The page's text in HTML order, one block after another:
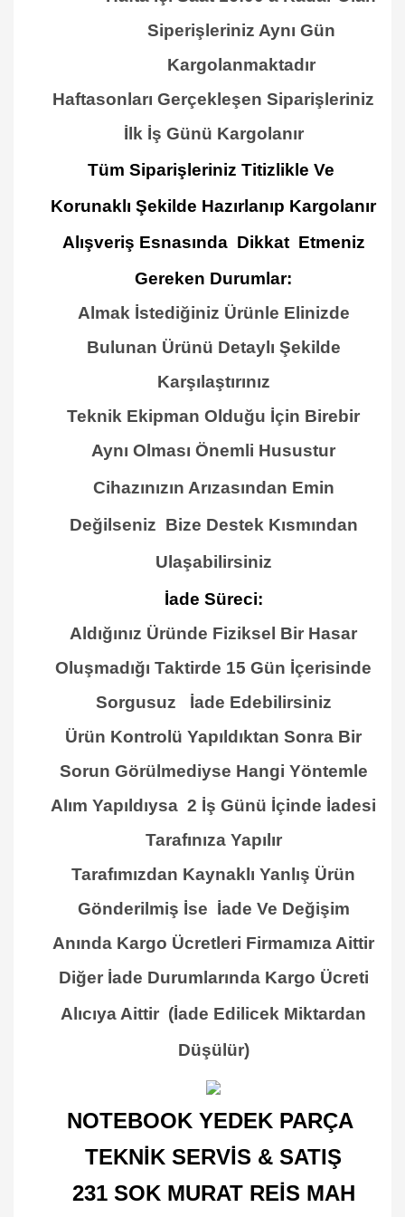
Siperişleriniz Aynı Gün
Kargolanmaktadır
Haftasonları Gerçekleşen Siparişleriniz
İlk İş Günü Kargolanır
Tüm Siparişleriniz Titizlikle Ve
Korunaklı Şekilde Hazırlanıp Kargolanır
Alışveriş Esnasında Dikkat Etmeniz
Gereken Durumlar:
Almak İstediğiniz Ürünle Elinizde
Bulunan Ürünü Detaylı Şekilde
Karşılaştırınız
Teknik Ekipman Olduğu İçin Birebir
Aynı Olması Önemli Husustur
Cihazınızın Arızasından Emin
Değilseniz Bize Destek Kısmından
Ulaşabilirsiniz
İade Süreci:
Aldığınız Üründe Fiziksel Bir Hasar
Oluşmadığı Taktirde 15 Gün İçerisinde
Sorgusuz İade Edebilirsiniz
Ürün Kontrolü Yapıldıktan Sonra Bir
Sorun Görülmediyse Hangi Yöntemle
Alım Yapıldıysa 2 İş Günü İçinde İadesi
Tarafınıza Yapılır
Tarafımızdan Kaynaklı Yanlış Ürün
Gönderilmiş İse İade Ve Değişim
Anında Kargo Ücretleri Firmamıza Aittir
Diğer İade Durumlarında Kargo Ücreti
Alıcıya Aittir (İade Edilicek Miktardan
Düşülür)
NOTEBOOK YEDEK PARÇA
TEKNİK SERVİS & SATIŞ
231 SOK MURAT REİS MAH